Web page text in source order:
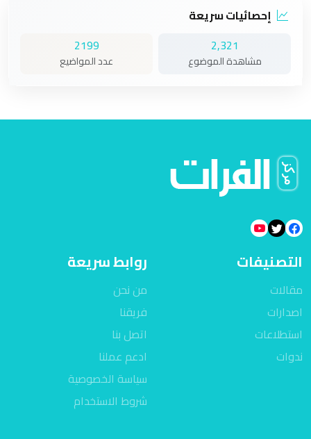
إحصائيات سريعة
2,321
مشاهدة الموضوع
2199
عدد المواضيع
التصنيفات
مقالات
اصدارات
استطلاعات
ندوات
روابط سريعة
من نحن
فريقنا
اتصل بنا
ادعم عملنا
سياسة الخصوصية
شروط الاستخدام